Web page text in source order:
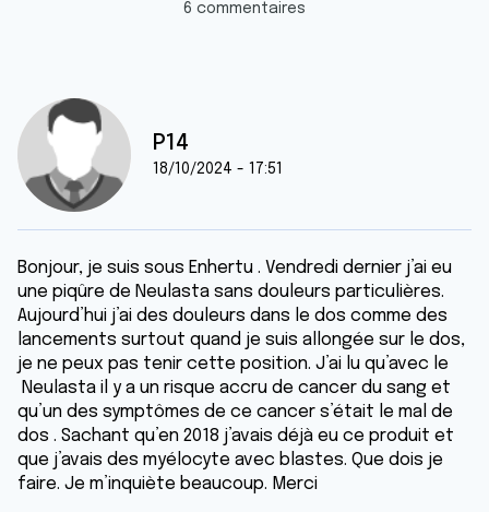
6 commentaires
P14
18/10/2024 - 17:51
Bonjour, je suis sous Enhertu . Vendredi dernier j’ai eu
une piqûre de Neulasta sans douleurs particulières.
Aujourd’hui j’ai des douleurs dans le dos comme des
lancements surtout quand je suis allongée sur le dos,
je ne peux pas tenir cette position. J’ai lu qu’avec le
Neulasta il y a un risque accru de cancer du sang et
qu’un des symptômes de ce cancer s’était le mal de
dos . Sachant qu’en 2018 j’avais déjà eu ce produit et
que j’avais des myélocyte avec blastes. Que dois je
faire. Je m’inquiète beaucoup. Merci